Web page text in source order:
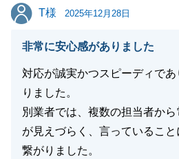
T様
T様 2025年12月28日
非常に安心感がありました
対応が誠実かつスピーディで
りました。
別業者では、複数の担当者か
が見えづらく、言っているこ
繋がりました。